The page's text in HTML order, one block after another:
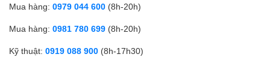
Mua hàng: 0979 044 600 (8h-20h)
Mua hàng: 0981 780 699 (8h-20h)
Kỹ thuật: 0919 088 900 (8h-17h30)